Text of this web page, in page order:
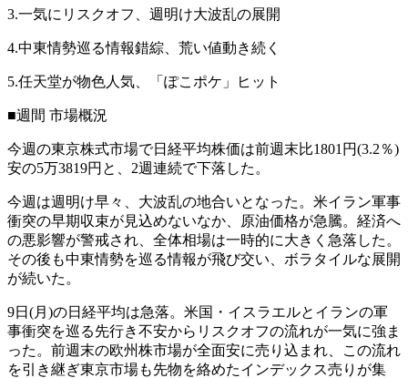
3.一気にリスクオフ、週明け大波乱の展開
4.中東情勢巡る情報錯綜、荒い値動き続く
5.任天堂が物色人気、「ぽこポケ」ヒット
■週間 市場概況
今週の東京株式市場で日経平均株価は前週末比1801円(3.2％)
安の5万3819円と、2週連続で下落した。
今週は週明け早々、大波乱の地合いとなった。米イラン軍事
衝突の早期収束が見込めないなか、原油価格が急騰。経済へ
の悪影響が警戒され、全体相場は一時的に大きく急落した。
その後も中東情勢を巡る情報が飛び交い、ボラタイルな展開
が続いた。
9日(月)の日経平均は急落。米国・イスラエルとイランの軍
事衝突を巡る先行き不安からリスクオフの流れが一気に強ま
った。前週末の欧州株市場が全面安に売り込まれ、この流れ
を引き継ぎ東京市場も先物を絡めたインデックス売りが集